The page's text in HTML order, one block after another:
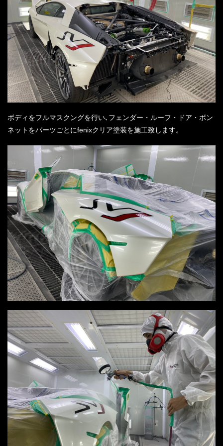
ボディをフルマスクングを行い､フェンダー・ルーフ・ドア・ボン
ネットをパーツごとにfenixクリア塗装を施工致します。